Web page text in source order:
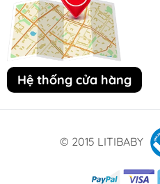
Hệ thống cửa hàng
© 2015 LITIBABY